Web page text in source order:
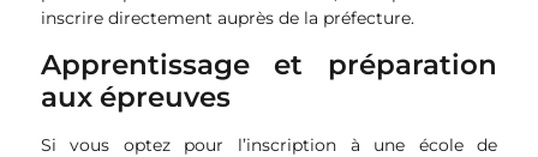
inscrire directement auprès de la préfecture.
Apprentissage et préparation
aux épreuves
Si vous optez pour l’inscription à une école de